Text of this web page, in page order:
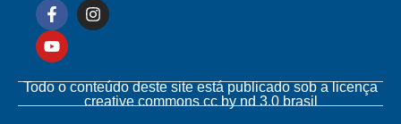
Todo o conteúdo deste site está publicado sob a licença
creative commons cc by nd 3.0 brasil